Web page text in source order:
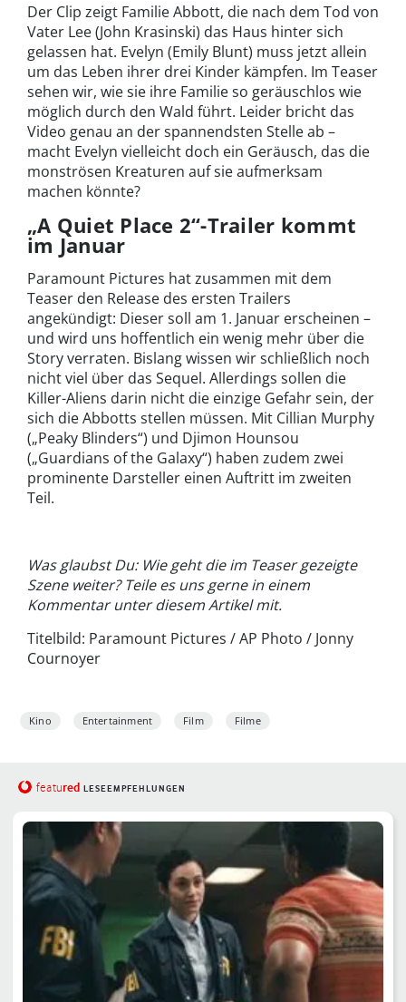
Der Clip zeigt Familie Abbott, die nach dem Tod von
Vater Lee (John Krasinski) das Haus hinter sich
gelassen hat. Evelyn (Emily Blunt) muss jetzt allein
um das Leben ihrer drei Kinder kämpfen. Im Teaser
sehen wir, wie sie ihre Familie so geräuschlos wie
möglich durch den Wald führt. Leider bricht das
Video genau an der spannendsten Stelle ab –
macht Evelyn vielleicht doch ein Geräusch, das die
monströsen Kreaturen auf sie aufmerksam
machen könnte?
„A Quiet Place 2“-Trailer kommt
im Januar
Paramount Pictures hat zusammen mit dem
Teaser den Release des ersten Trailers
angekündigt: Dieser soll am 1. Januar erscheinen –
und wird uns hoffentlich ein wenig mehr über die
Story verraten. Bislang wissen wir schließlich noch
nicht viel über das Sequel. Allerdings sollen die
Killer-Aliens darin nicht die einzige Gefahr sein, der
sich die Abbotts stellen müssen. Mit Cillian Murphy
(„Peaky Blinders“) und Djimon Hounsou
(„Guardians of the Galaxy“) haben zudem zwei
prominente Darsteller einen Auftritt im zweiten
Teil.
Was glaubst Du: Wie geht die im Teaser gezeigte
Szene weiter? Teile es uns gerne in einem
Kommentar unter diesem Artikel mit.
Titelbild: Paramount Pictures / AP Photo / Jonny
Cournoyer
Kino Entertainment Film Filme
featured LESEEMPFEHLUNGEN